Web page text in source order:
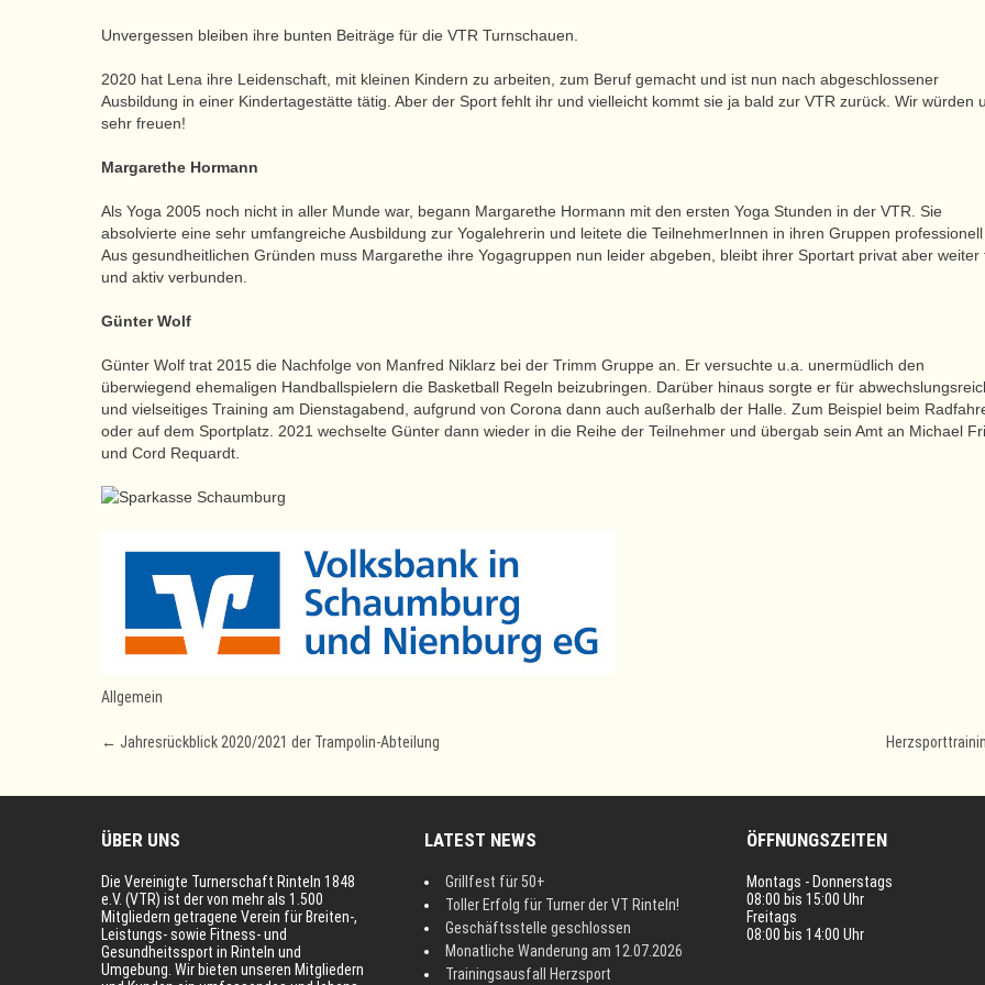
Unvergessen bleiben ihre bunten Beiträge für die VTR Turnschauen.
2020 hat Lena ihre Leidenschaft, mit kleinen Kindern zu arbeiten, zum Beruf gemacht und ist nun nach abgeschlossener
Ausbildung in einer Kindertagestätte tätig. Aber der Sport fehlt ihr und vielleicht kommt sie ja bald zur VTR zurück. Wir würden
sehr freuen!
Margarethe Hormann
Als Yoga 2005 noch nicht in aller Munde war, begann Margarethe Hormann mit den ersten Yoga Stunden in der VTR. Sie
absolvierte eine sehr umfangreiche Ausbildung zur Yogalehrerin und leitete die TeilnehmerInnen in ihren Gruppen professionell
Aus gesundheitlichen Gründen muss Margarethe ihre Yogagruppen nun leider abgeben, bleibt ihrer Sportart privat aber weiter
und aktiv verbunden.
Günter Wolf
Günter Wolf trat 2015 die Nachfolge von Manfred Niklarz bei der Trimm Gruppe an. Er versuchte u.a. unermüdlich den
überwiegend ehemaligen Handballspielern die Basketball Regeln beizubringen. Darüber hinaus sorgte er für
und vielseitiges Training am Dienstagabend, aufgrund von Corona dann auch außerhalb der Halle. Zum Beispiel beim
oder auf dem Sportplatz. 2021 wechselte Günter dann wieder in die Reihe der Teilnehmer und übergab sein Amt an Michael
und Cord Requardt.
Allgemein
Post
← Jahresrückblick 2020/2021 der Trampolin-Abteilung
ÜBER UNS
Die Vereinigte Turnerschaft Rinteln 1848
e.V. (VTR) ist der von mehr als 1.500
Mitgliedern getragene Verein für Breiten-,
Leistungs- sowie Fitness- und
Gesundheitssport in Rinteln und
Umgebung. Wir bieten unseren Mitgliedern
LATEST NEWS
Grillfest für 50+
Toller Erfolg für Turner der VT Rinteln!
Geschäftsstelle geschlossen
Monatliche Wanderung am 12.07.2026
Trainingsausfall Herzsport
ÖFFNUNGSZEITEN
Montags - Donnerstags
08:00 bis 15:00 Uhr
Freitags
08:00 bis 14:00 Uhr